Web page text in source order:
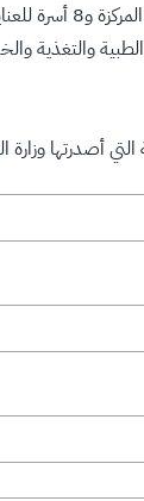
تبلغ 52
والتغذية
التي أصدرتها